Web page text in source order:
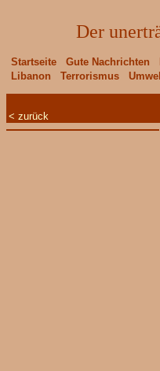
Der
Startseite Gute Nachrichten
Libanon
Terrorismus
< zurück